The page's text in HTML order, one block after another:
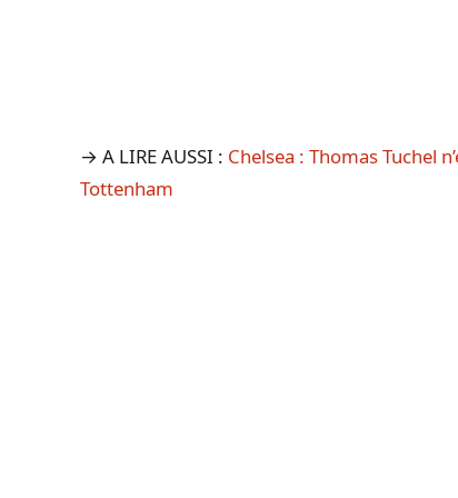
→ A LIRE AUSSI : Chelsea : Thomas Tuchel
Tottenham